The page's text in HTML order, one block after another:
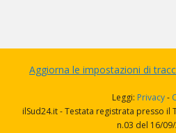
Aggiorna le impostazioni di
Leggi: Privacy-
ilSud24.it - Testata registrata presso il
n.03 del 16/09/